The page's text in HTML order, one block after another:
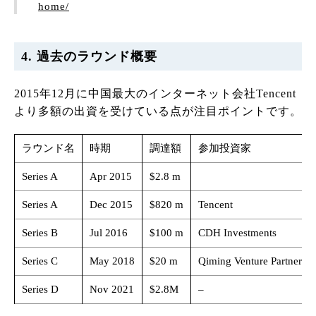
home/
4. 過去のラウンド概要
2015年12月に中国最大のインターネット会社Tencent
より多額の出資を受けている点が注目ポイントです。
ラウンド名 時期 調達額 参加投資家
Series A Apr 2015 $2.8 m
Series A Dec 2015 $820 m Tencent
Series B Jul 2016 $100 m CDH Investments
Series C May 2018 $20 m Qiming Venture Partners
Series D Nov 2021 $2.8M –